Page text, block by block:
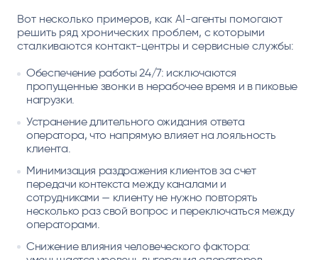
Вот несколько примеров, как AI-агенты помогают
решить ряд хронических проблем, с которыми
сталкиваются контакт-центры и сервисные службы:
Обеспечение работы 24/7: исключаются
пропущенные звонки в нерабочее время и в пиковые
нагрузки.
Устранение длительного ожидания ответа
оператора, что напрямую влияет на лояльность
клиента.
Минимизация раздражения клиентов за счет
передачи контекста между каналами и
сотрудниками — клиенту не нужно повторять
несколько раз свой вопрос и переключаться между
операторами.
Снижение влияния человеческого фактора: